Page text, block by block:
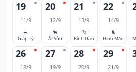
19
11/9
🐀
Giáp Tý
20
12/9
🐂
Ất Sửu
21
13/9
🐅
Bính Dần
22
14/9
🐈
Đinh Mão
26
18/9
27
19/9
28
20/9
29
21/9